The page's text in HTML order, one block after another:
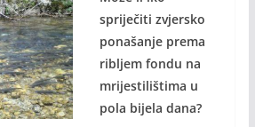
p
y
Li
n
spriječiti zvjersko
ponašanje prema
ribljem fondu na
mrijestilištima u
pola bijela dana?